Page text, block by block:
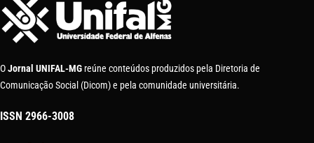
OJornal UNIFAL-MG reúne conteúdos produzidos pela Diretoria de
Comunicação Social (Dicom) e pela comunidade universitária.
ISSN 2966-3008